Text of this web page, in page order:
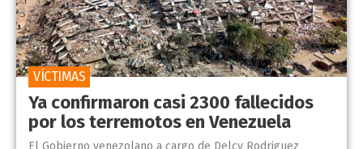
Ya confirmaron casi 2300 fallecidos
por los terremotos en Venezuela
El Gobierno venezolano a cargo de Delcy Rodriguez
VÍCTIMAS